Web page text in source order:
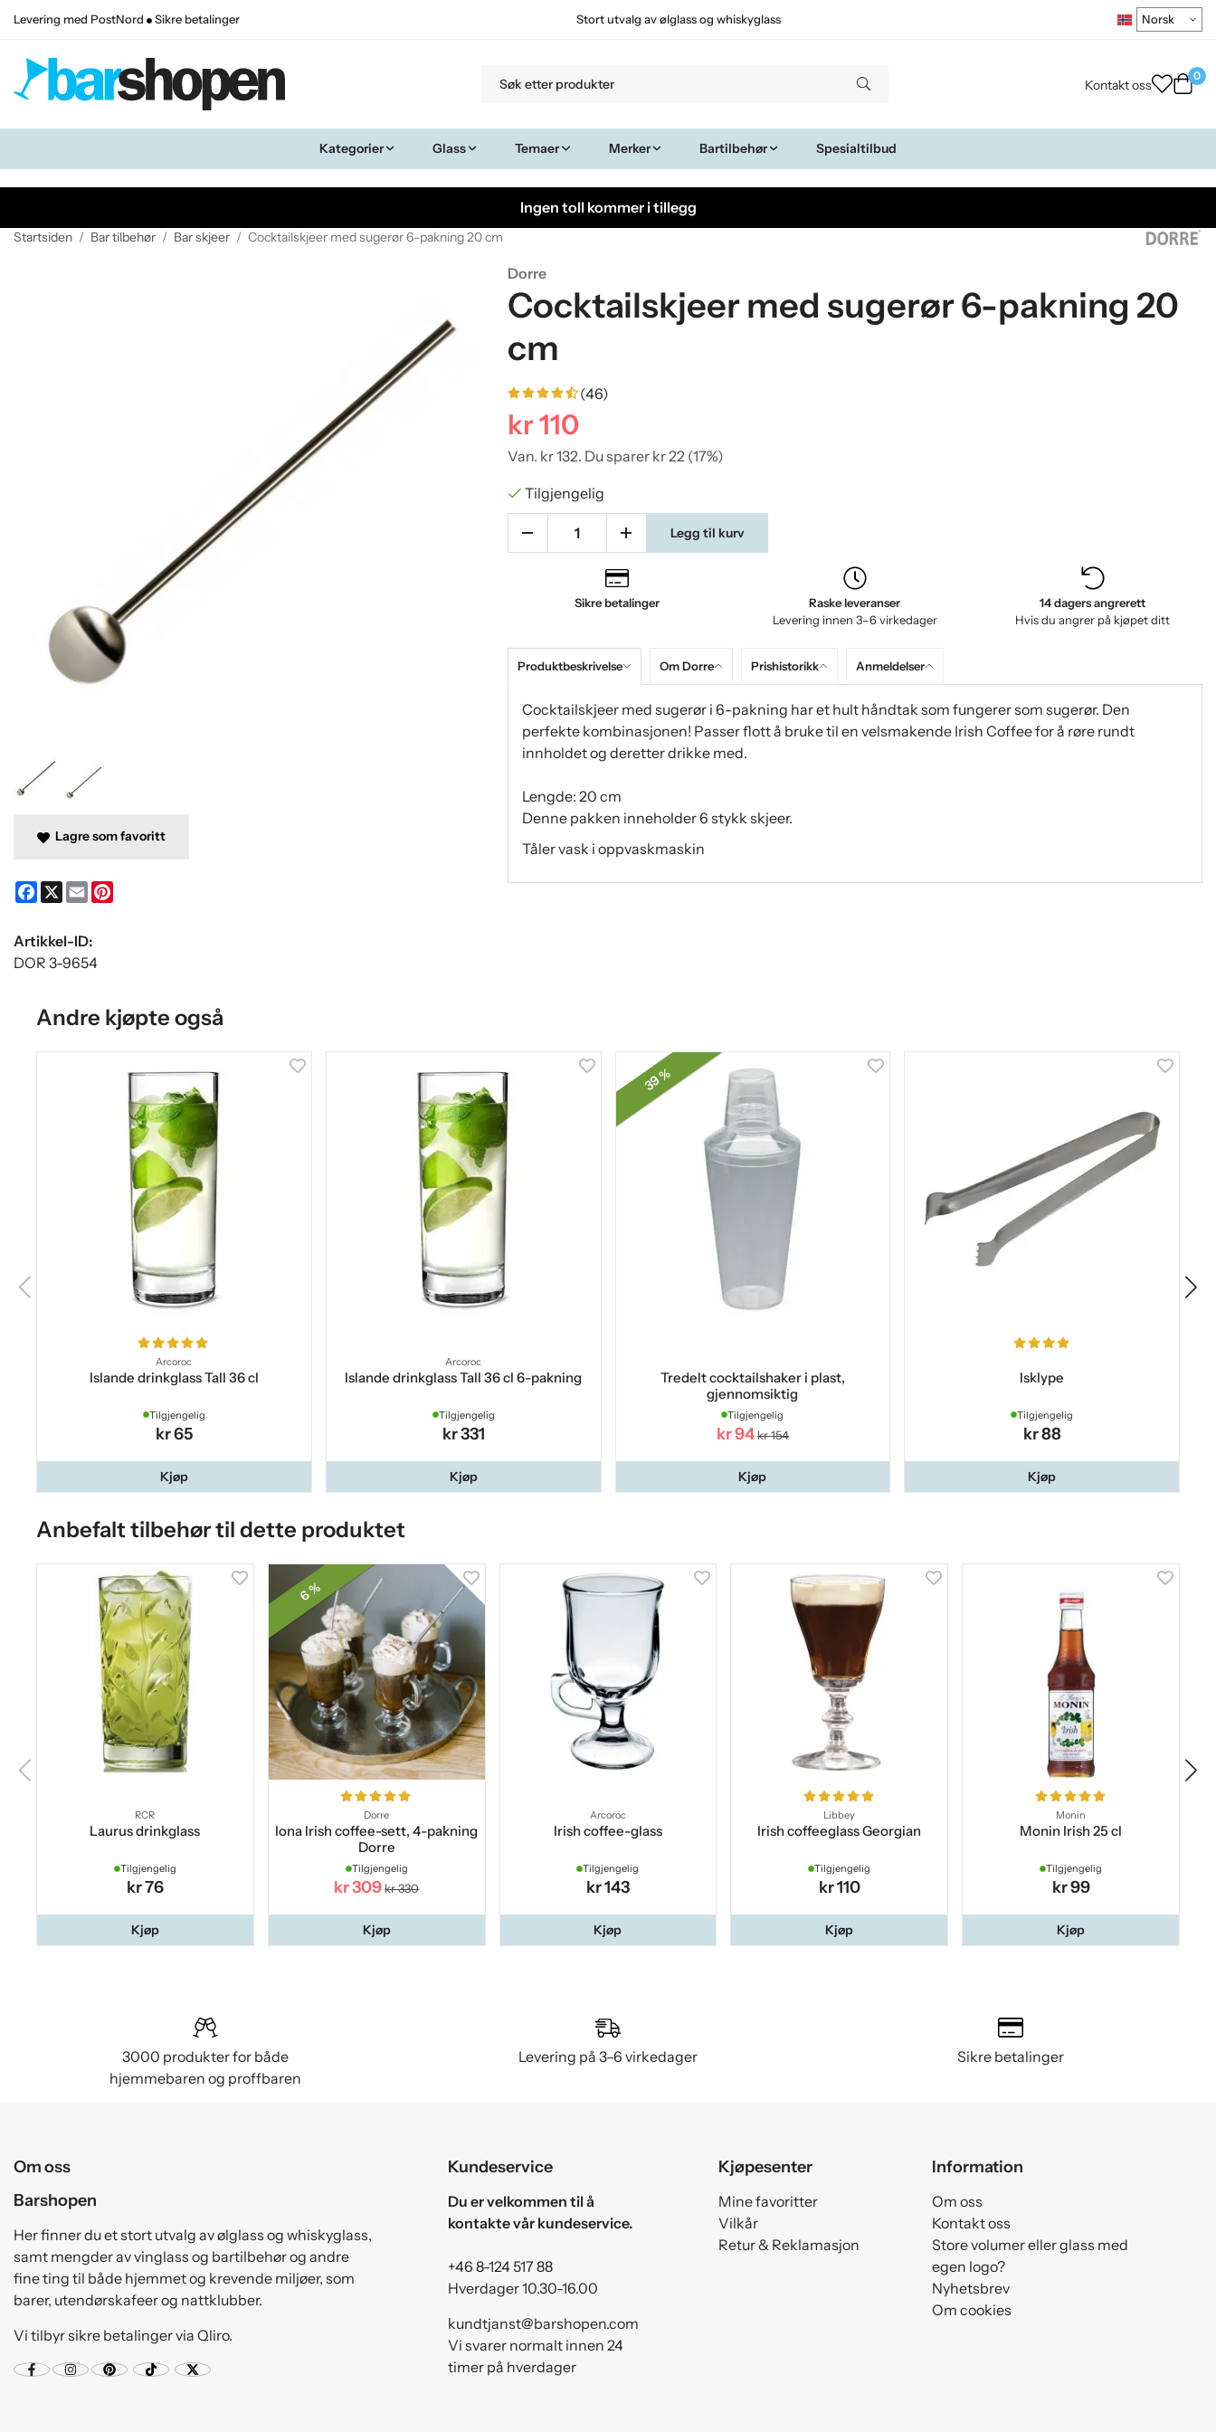
Levering med PostNord Sikre betalinger Stort utvalg av ølglass og whiskyglass
Kontakt oss
0
Kategorier Glass Temaer Merker Bartilbehør Spesialtilbud
Ingen toll kommer i tillegg
Startsiden / Bar tilbehør / Bar skjeer / Cocktailskjeer med sugerør 6-pakning 20 cm
Dorre
Cocktailskjeer med sugerør 6-pakning 20
cm
(46)
kr 110
Van. kr 132. Du sparer kr 22 (17%)
Tilgjengelig
Legg til kurv
Sikre betalinger
Raske leveranser
Levering innen 3–6 virkedager
14 dagers angrerett
Hvis du angrer på kjøpet ditt
Produktbeskrivelse Om Dorre Prishistorikk Anmeldelser
Cocktailskjeer med sugerør i 6-pakning har et hult håndtak som fungerer som sugerør. Den
perfekte kombinasjonen! Passer flott å bruke til en velsmakende Irish Coffee for å røre rundt
innholdet og deretter drikke med.
Lengde: 20 cm
Denne pakken inneholder 6 stykk skjeer.
Tåler vask i oppvaskmaskin
Lagre som favoritt
Facebook
X Email
Artikkel-ID:
DOR 3-9654
Andre kjøpte også
Arcoroc
Islande drinkglass Tall 36 cl
Tilgjengelig
kr 65
Kjøp
Arcoroc
Islande drinkglass Tall 36 cl 6-pakning
Tilgjengelig
kr 331
Kjøp
39 %
Tredelt cocktailshaker i plast,
gjennomsiktig
Tilgjengelig
kr 94 kr 154
Kjøp
Isklype
Tilgjengelig
kr 88
Kjøp
Anbefalt tilbehør til dette produktet
RCR
Laurus drinkglass
Tilgjengelig
kr 76
Kjøp
6 %
Dorre
Iona Irish coffee-sett, 4-pakning
Dorre
Tilgjengelig
kr 309 kr 330
Kjøp
Arcoroc
Irish coffee-glass
Tilgjengelig
kr 143
Kjøp
Libbey
Irish coffeeglass Georgian
Tilgjengelig
kr 110
Kjøp
Monin
Monin Irish 25 cl
Tilgjengelig
kr 99
Kjøp
3000 produkter for både
hjemmebaren og proffbaren
Levering på 3–6 virkedager Sikre betalinger
Om oss
Barshopen
Her finner du et stort utvalg av ølglass og whiskyglass,
samt mengder av vinglass og bartilbehør og andre
fine ting til både hjemmet og krevende miljøer, som
barer, utendørskafeer og nattklubber.
Vi tilbyr sikre betalinger via Qliro.
Kundeservice
Du er velkommen til å
kontakte vår kundeservice.
+46 8-124 517 88
Hverdager 10.30-16.00
kundtjanst@barshopen.com
Vi svarer normalt innen 24
timer på hverdager
Kjøpesenter
Mine favoritter
Vilkår
Retur & Reklamasjon
Information
Om oss
Kontakt oss
Store volumer eller glass med
egen logo?
Nyhetsbrev
Om cookies